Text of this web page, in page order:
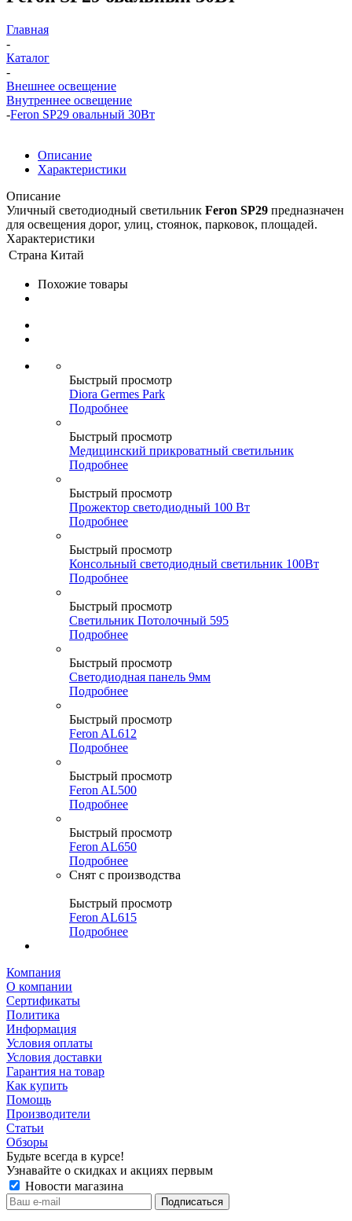
Главная
-
Каталог
-
Внешнее освещение
Внутреннее освещение
-Feron SP29 овальный 30Вт
Описание
Характеристики
Описание
Уличный светодиодный светильник Feron SP29 предназначен
для освещения дорог, улиц, стоянок, парковок, площадей.
Характеристики
Страна Китай
Похожие товары
Быстрый просмотр
Diora Germes Park
Подробнее
Быстрый просмотр
Медицинский прикроватный светильник
Подробнее
Быстрый просмотр
Прожектор светодиодный 100 Вт
Подробнее
Быстрый просмотр
Консольный светодиодный светильник 100Вт
Подробнее
Быстрый просмотр
Светильник Потолочный 595
Подробнее
Быстрый просмотр
Светодиодная панель 9мм
Подробнее
Быстрый просмотр
Feron AL612
Подробнее
Быстрый просмотр
Feron AL500
Подробнее
Быстрый просмотр
Feron AL650
Подробнее
Снят с производства
Быстрый просмотр
Feron AL615
Подробнее
Компания
О компании
Сертификаты
Политика
Информация
Условия оплаты
Условия доставки
Гарантия на товар
Как купить
Помощь
Производители
Статьи
Обзоры
Будьте всегда в курсе!
Узнавайте о скидках и акциях первым
Новости магазина